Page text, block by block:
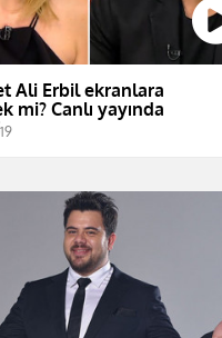
Ali Erbil ekranlara
mi? Canlı yayında